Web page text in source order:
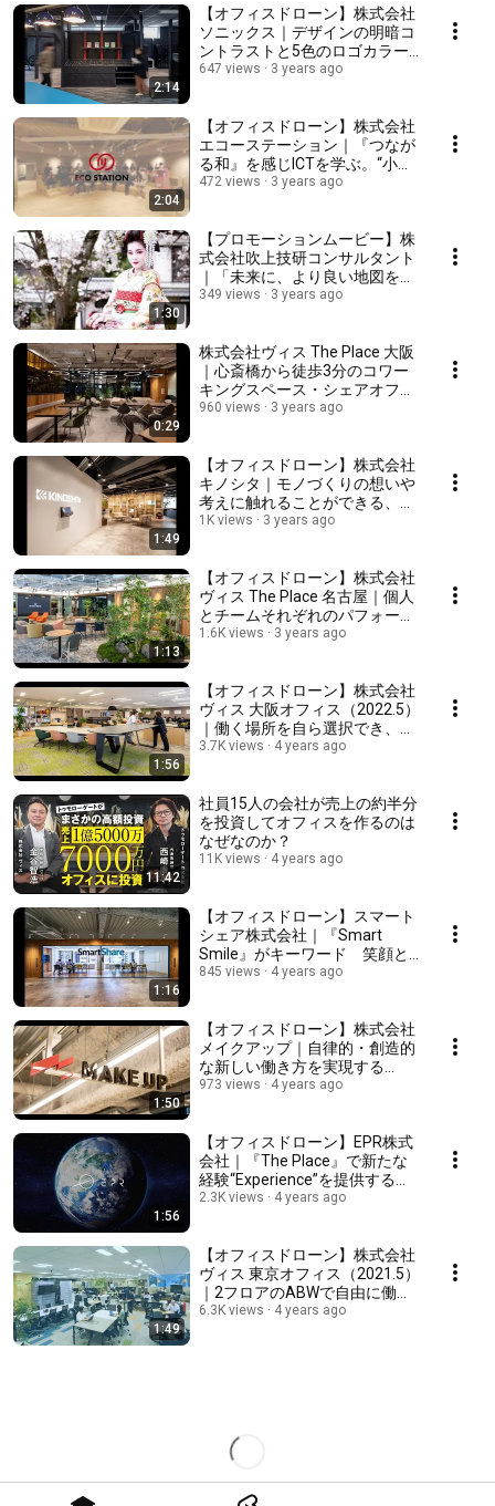
2:14
【オフィスドローン】株式会社
ソニックス｜デザインの明暗コ
ントラストと5色のロゴカラー
が印象的な、遊び心のあるオフ
647 views 3 years ago
2:04
【オフィスドローン】株式会社
エコーステーション｜『つなが
る和』を感じICTを学ぶ。“小江
戸” 川越のオフィス兼ショール
472 views 3 years ago
1:30
【プロモーションムービー】株
式会社吹上技研コンサルタント
｜「未来に、より良い地図を残
そう。」
349 views 3 years ago
0:29
株式会社ヴィス The Place 大阪
｜心斎橋から徒歩3分のコワー
キングスペース・シェアオフィ
ス
960 views 3 years ago
1:49
【オフィスドローン】株式会社
キノシタ｜モノづくりの想いや
考えに触れることができる、体
験型ショールーム兼オフィス
1K views 3 years ago
1:13
【オフィスドローン】株式会社
ヴィス The Place 名古屋｜個人
とチームそれぞれのパフォーマ
ンスを最大化させるシェアオフ
1.6K views 3 years ago
1:56
【オフィスドローン】株式会社
ヴィス 大阪オフィス（2022.5）
｜働く場所を自ら選択でき、ハ
イブリッドワークに対応した
3.7K views 4 years ago
11:42
社員15人の会社が売上の約半分
を投資してオフィスを作るのは
なぜなのか？
11K views 4 years ago
1:16
【オフィスドローン】スマート
シェア株式会社｜『Smart
Smile』がキーワード 笑顔と
考えをシェアすることができる
845 views 4 years ago
1:50
【オフィスドローン】株式会社
メイクアップ｜自律的・創造的
な新しい働き方を実現する
『The Place』フル活用オフィ
973 views 4 years ago
1:56
【オフィスドローン】EPR株式
会社｜『The Place』で新たな
経験“Experience”を提供する
『Planet Office』
2.3K views 4 years ago
1:49
【オフィスドローン】株式会社
ヴィス 東京オフィス（2021.5）
｜2フロアのABWで自由に働く
「HOME+」オフィス
6.3K views 4 years ago